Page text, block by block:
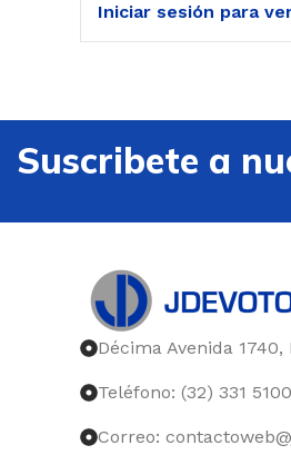
Iniciar sesión para
Suscribete a
Décima Avenida
Teléfono: (32) 331 5100
Correo: